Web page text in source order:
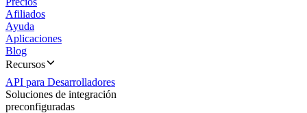
Afiliados
Ayuda
Aplicaciones
Blog
Recursos
API para Desarrolladores
Soluciones de integración
preconfiguradas